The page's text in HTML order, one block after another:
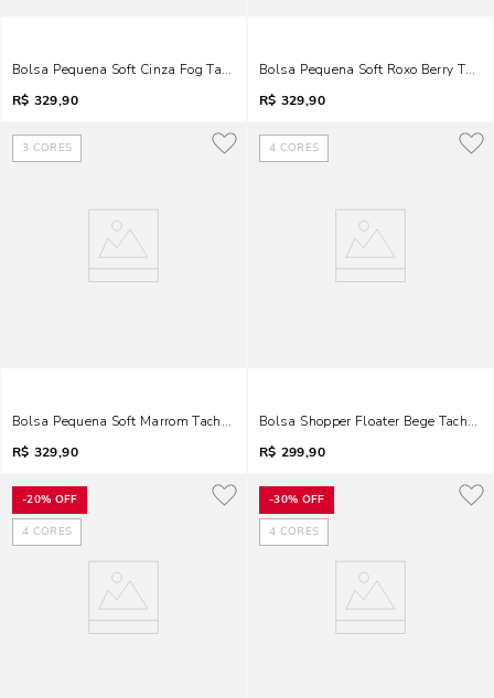
Bolsa Pequena Soft Cinza Fog Tachas Alça Transversal
R$ 329,90
Bolsa Pequena Soft Roxo Berry
R$ 329,90
3 CORES
Bolsa Pequena Soft Marrom Tachas Alça Transversal
R$ 329,90
4 CORES
Bolsa Shopper Floater Bege Tachas
R$ 299,90
-20% OFF
4 CORES
-30% OFF
4 CORES